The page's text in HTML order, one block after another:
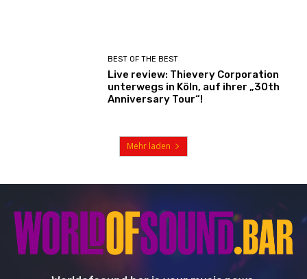
BEST OF THE BEST
Live review: Thievery Corporation
unterwegs in Köln, auf ihrer „30th
Anniversary Tour“!
Mehr laden